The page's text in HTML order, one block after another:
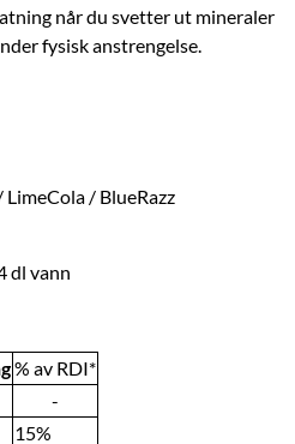
når du svetter ut mineraler
fysisk anstrengelse.
/ BlueRazz
dl vann
% av RDI*
-
15%